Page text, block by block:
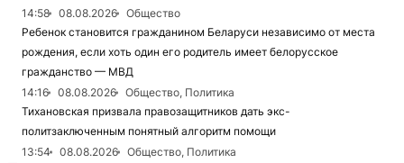
14:58
08.08.2026
Общество
Ребенок становится гражданином Беларуси независимо от места
рождения, если хоть один его родитель имеет белорусское
гражданство — МВД
14:16
08.08.2026
Общество, Политика
Тихановская призвала правозащитников дать экс-
политзаключенным понятный алгоритм помощи
13:54
08.08.2026
Общество, Политика